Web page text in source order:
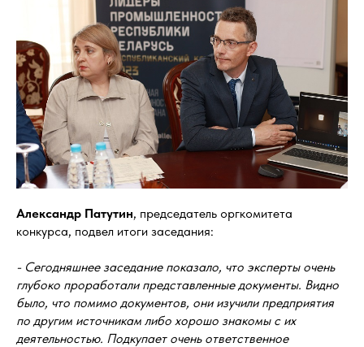
Александр Патутин, председатель оргкомитета
конкурса, подвел итоги заседания:
- Сегодняшнее заседание показало, что эксперты очень
глубоко проработали представленные документы. Видно
было, что помимо документов, они изучили предприятия
по другим источникам либо хорошо знакомы с их
деятельностью. Подкупает очень ответственное